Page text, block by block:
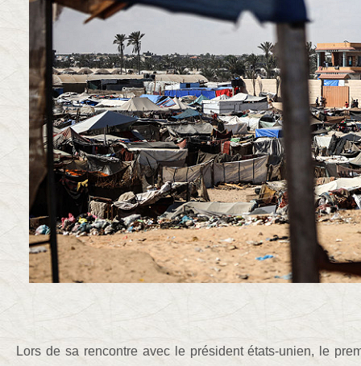
Lors de sa rencontre avec le président états-unien, le